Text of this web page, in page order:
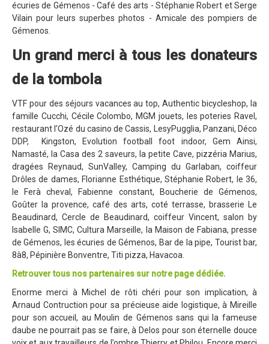
Résultats
Programme de la journée
Partenaires
Règlement
Retour sur l'Enduro 2016
Edition 2016
Blog 2016
Bilan de l'Enduro 2016
Résultats
Photos & Vidéos
Liste des inscrits
Programme de la journée
Partenaires
Règlement
Edition 2015
écuries de Gémenos - Café des arts - Stéphanie Robert et Serge
Vilain pour leurs superbes photos - Amicale des pompiers de
Gémenos.
Un grand merci à tous les donateurs
de la tombola
VTF pour des séjours vacances au top, Authentic bicycleshop, la
famille Cucchi, Cécile Colombo, MGM jouets, les poteries Ravel,
restaurant l’Ozé du casino de Cassis, LesyPugglia, Panzani, Déco
DDP, Kingston, Evolution football foot indoor, Gem Ainsi,
Namasté, la Casa des 2 saveurs, la petite Cave, pizzéria Marius,
dragées Reynaud, SunValley, Camping du Garlaban, coiffeur
Drôles de dames, Florianne Esthétique, Stéphanie Robert, le 36,
le Ferà cheval, Fabienne constant, Boucherie de Gémenos,
Goûter la provence, café des arts, coté terrasse, brasserie Le
Beaudinard, Cercle de Beaudinard, coiffeur Vincent, salon by
Isabelle G, SIMC, Cultura Marseille, la Maison de Fabiana, presse
de Gémenos, les écuries de Gémenos, Bar de la pipe, Tourist bar,
8à8, Pépinière Bonventre, Titi pizza, Havacoa.
Retrouver tous nos partenaires sur notre page dédiée.
Enorme merci à Michel de rôti chéri pour son implication, à
Arnaud Contruction pour sa précieuse aide logistique, à Mireille
pour son accueil, au Moulin de Gémenos sans qui la fameuse
daube ne pourrait pas se faire, à Delos pour son éternelle douce